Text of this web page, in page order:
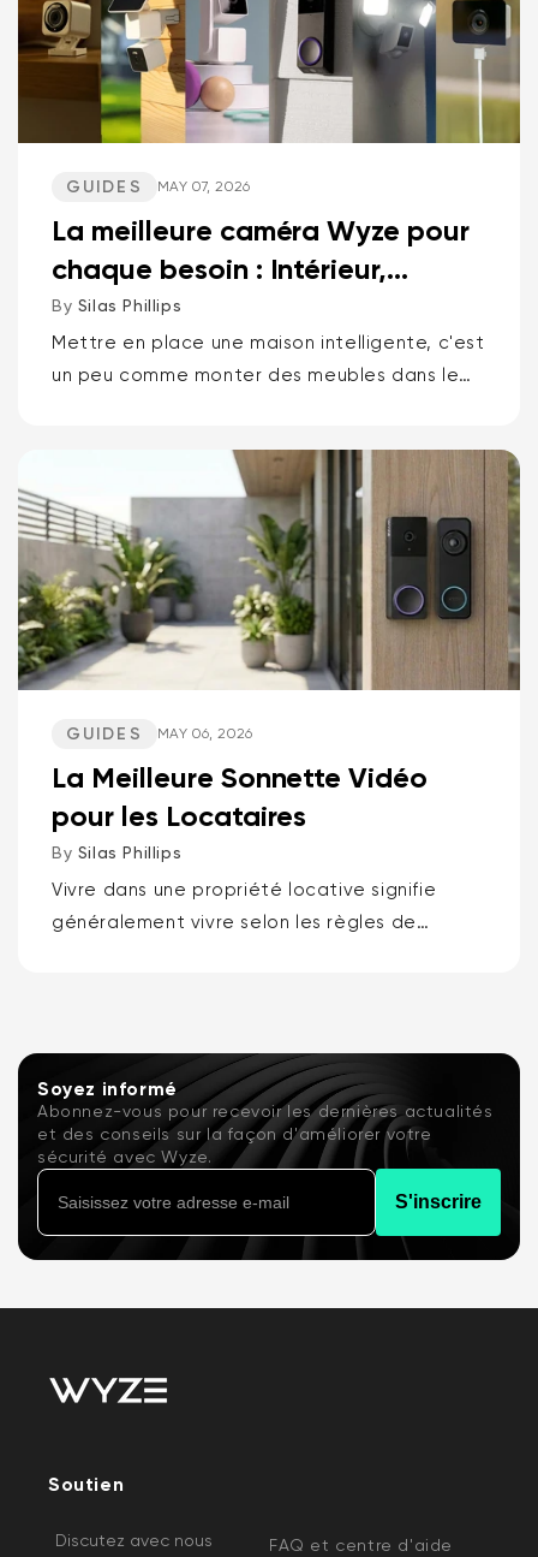
GUIDES MAY 07, 2026
La meilleure caméra Wyze pour
chaque besoin : Intérieur,
Extérieur, Animaux d...
By Silas Phillips
Mettre en place une maison intelligente, c'est
un peu comme monter des meubles dans le
GUIDES MAY 06, 2026
La Meilleure Sonnette Vidéo
pour les Locataires
By Silas Phillips
Vivre dans une propriété locative signifie
généralement vivre selon les règles de
Soyez informé
Abonnez-vous pour recevoir les dernières actualités
et des conseils sur la façon d'améliorer votre
sécurité avec Wyze.
S'inscrire
Soutien
Discutez avec nous FAQ et centre d'aide